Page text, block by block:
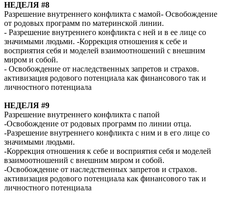
НЕДEЛЯ #8
Разрешение внутреннего конфликта с мамой- Освобождение
от родовых программ по материнской линии.
- Разрешение внутреннего конфликта с ней и в ее лице со
значимыми людьми. -Коррекция отношения к себе и
восприятия себя и моделей взаимоотношений с внешним
миром и собой.
- Освобождение от наследственных запретов и страхов.
активизация родового потенциала как финансового так и
личностного потенциала
НЕДEЛЯ #9
Разрешение внутреннего конфликта с папой
-Освобождение от родовых программ по линии отца.
-Разрешение внутреннего конфликта с ним и в его лице со
значимыми людьми.
-Коррекция отношения к себе и восприятия себя и моделей
взаимоотношений с внешним миром и собой.
-Освобождение от наследственных запретов и страхов.
активизация родового потенциала как финансового так и
личностного потенциала